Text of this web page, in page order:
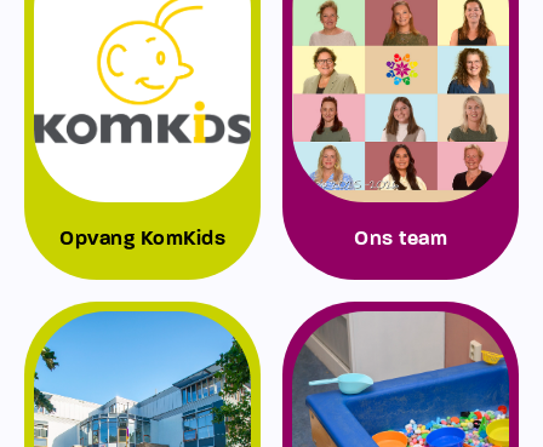
Opvang KomKids Ons team